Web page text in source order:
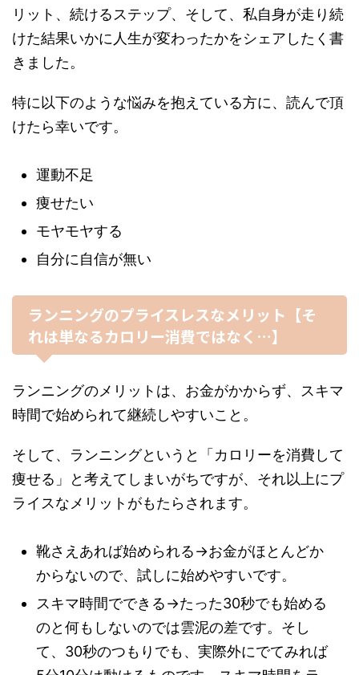
リット、続けるステップ、そして、私自身が走り続
けた結果いかに人生が変わったかをシェアしたく書
きました。
特に以下のような悩みを抱えている方に、読んで頂
けたら幸いです。
運動不足
痩せたい
モヤモヤする
自分に自信が無い
ランニングのプライスレスなメリット【そ
れは単なるカロリー消費ではなく…】
ランニングのメリットは、お金がかからず、スキマ
時間で始められて継続しやすいこと。
そして、ランニングというと「カロリーを消費して
痩せる」と考えてしまいがちですが、それ以上にプ
ライスなメリットがもたらされます。
靴さえあれば始められる→お金がほとんどか
からないので、試しに始めやすいです。
スキマ時間でできる→たった30秒でも始める
のと何もしないのでは雲泥の差です。そし
て、30秒のつもりでも、実際外にでてみれば